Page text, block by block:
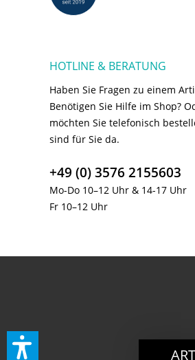
HOTLINE & BERATUNG
Haben Sie Fragen zu einem
Benötigen Sie Hilfe im Shop?
möchten Sie telefonisch
sind für Sie da.
+49 (0) 3576 2155603
Mo-Do 10–12 Uhr & 14-17 Uhr
Fr 10–12 Uhr